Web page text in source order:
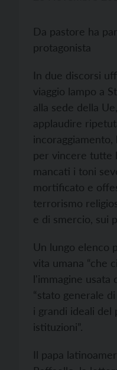
Da pastore ha
protagonista
In due discorsi
viaggio lampo a
alla sede della
applaudire
per vincere tutte
mancati i toni
mortificato e
terrorismo
e di smercio, sui
Un lungo elenco
vita umana “che
l'immagine usata
“stato generale
i grandi ideali
istituzioni”.
Il papa